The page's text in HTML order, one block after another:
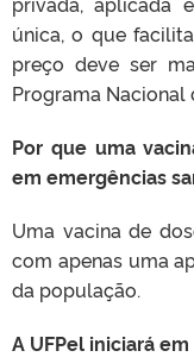
única, o que
preço deve ser
Programa Nacional
Por que uma
em emergências
Uma vacina de
com apenas uma
da população.
A UFPel iniciará